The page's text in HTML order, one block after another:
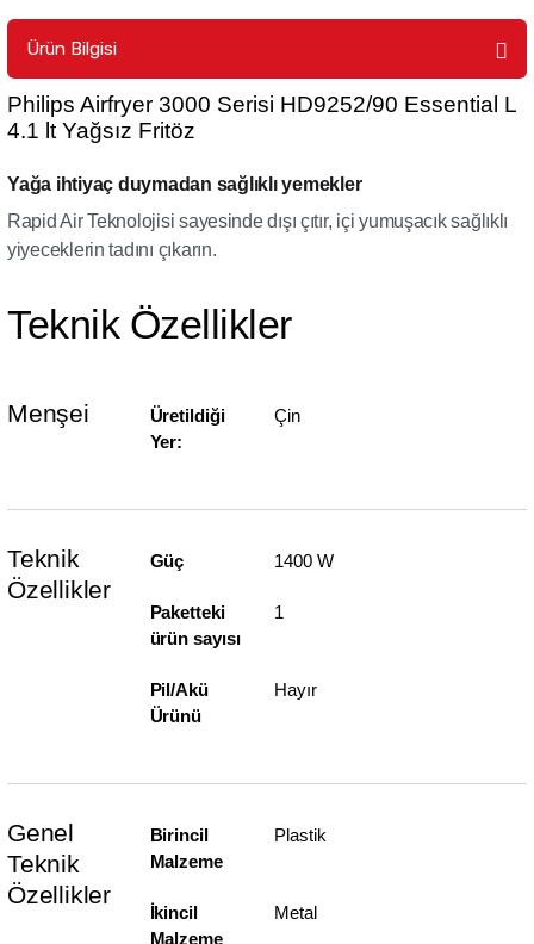
Ürün Bilgisi
Philips Airfryer 3000 Serisi HD9252/90 Essential L
4.1 lt Yağsız Fritöz
Yağa ihtiyaç duymadan sağlıklı yemekler
Rapid Air Teknolojisi sayesinde dışı çıtır, içi yumuşacık sağlıklı
yiyeceklerin tadını çıkarın.
Teknik Özellikler
Menşei
Üretildiği
Yer:
Çin
Teknik
Özellikler
Güç 1400 W
Paketteki
ürün sayısı
1
Pil/Akü
Ürünü
Hayır
Genel
Teknik
Özellikler
Birincil
Malzeme
Plastik
İkincil
Malzeme
Metal